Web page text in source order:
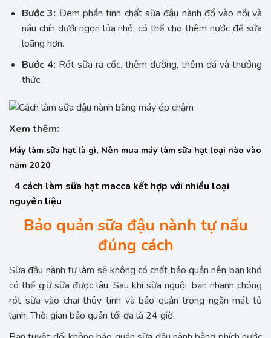
Bước 3: Đem phần tinh chất sữa đậu nành đổ vào nồi và
nấu chín dưới ngọn lủa nhỏ, có thể cho thêm nước để sữa
loãng hơn.
Bước 4: Rót sữa ra cốc, thêm đường, thêm đá và thưởng
thức.
Xem thêm:
Máy làm sữa hạt là gì, Nên mua máy làm sữa hạt loại nào vào
năm 2020
4 cách làm sữa hạt macca kết hợp với nhiều loại
nguyên liệu
Bảo quản sữa đậu nành tự nấu
đúng cách
Sữa đậu nành tự làm sẽ không có chất bảo quản nên bạn khó
có thể giữ sữa được lâu. Sau khi sữa nguội, bạn nhanh chóng
rót sữa vào chai thủy tinh và bảo quản trong ngăn mát tủ
lạnh. Thời gian bảo quản tối đa là 24 giờ.